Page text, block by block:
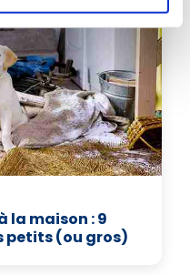
la maison : 9
petits (ou gros)